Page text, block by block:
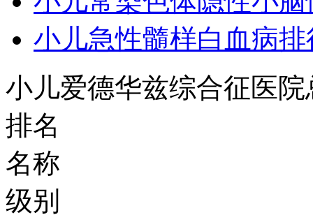
小儿急性髓样白血病排
小儿爱德华兹综合征医
排名
名称
级别